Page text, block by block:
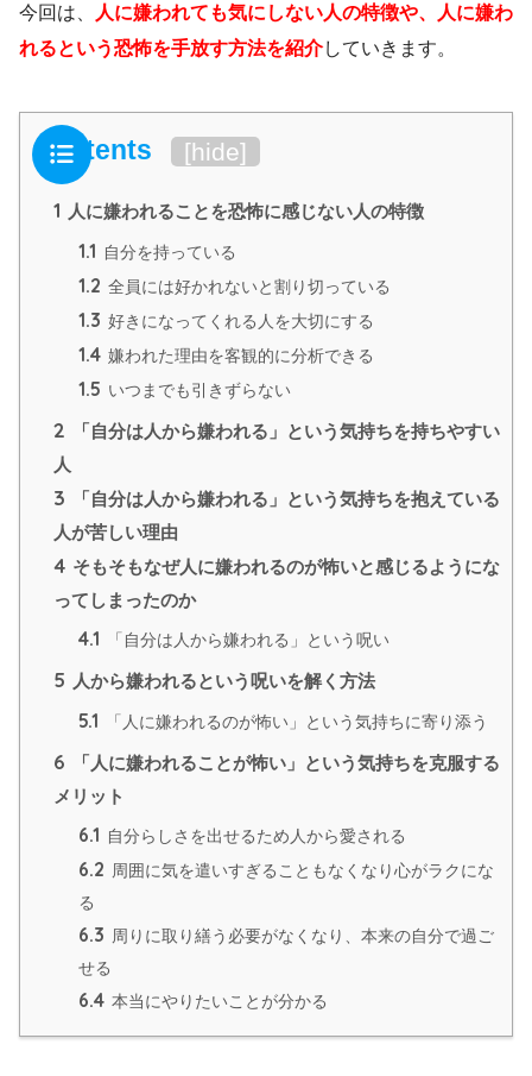
今回は、
人に嫌われても気にしない人の特徴や、人に嫌わ
れるという恐怖を手放す方法を紹介していきます。
Contents [hide]
1 人に嫌われることを恐怖に感じない人の特徴
1.1 自分を持っている
1.2 全員には好かれないと割り切っている
1.3 好きになってくれる人を大切にする
1.4 嫌われた理由を客観的に分析できる
1.5 いつまでも引きずらない
2
「自分は人から嫌われる」という気持ちを持ちやすい
人
3
「自分は人から嫌われる」という気持ちを抱えている
人が苦しい理由
4 そもそもなぜ人に嫌われるのが怖いと感じるようにな
ってしまったのか
4.1 「自分は人から嫌われる」という呪い
5 人から嫌われるという呪いを解く方法
5.1 「人に嫌われるのが怖い」という気持ちに寄り添う
6
「人に嫌われることが怖い」という気持ちを克服する
メリット
6.1 自分らしさを出せるため人から愛される
6.2
周囲に気を遣いすぎることもなくなり心がラクにな
る
6.3
周りに取り繕う必要がなくなり、本来の自分で過ご
せる
6.4 本当にやりたいことが分かる